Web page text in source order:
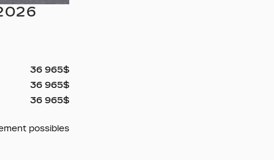
36 965$
36 965$
36 965$
possibles